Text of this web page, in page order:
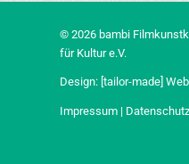
© 2026 bambi
für Kultur e.V.
Design: [tailor-made]
Impressum | Datenschutz